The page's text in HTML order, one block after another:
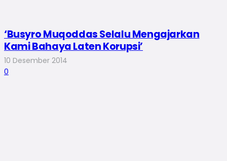
‘Busyro Muqoddas Selalu Mengajarkan
Kami Bahaya Laten Korupsi’
10 Desember 2014
0